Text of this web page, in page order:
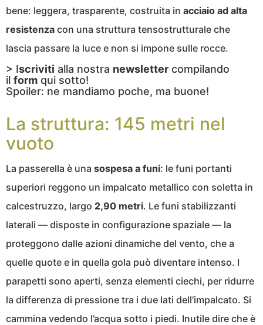
bene: leggera, trasparente, costruita in acciaio ad alta
resistenza con una struttura tensostrutturale che
lascia passare la luce e non si impone sulle rocce.
> Iscriviti alla nostra newsletter compilando
il form qui sotto!
Spoiler: ne mandiamo poche, ma buone!
La struttura: 145 metri nel
vuoto
La passerella è una sospesa a funi: le funi portanti
superiori reggono un impalcato metallico con soletta in
calcestruzzo, largo 2,90 metri. Le funi stabilizzanti
laterali — disposte in configurazione spaziale — la
proteggono dalle azioni dinamiche del vento, che a
quelle quote e in quella gola può diventare intenso. I
parapetti sono aperti, senza elementi ciechi, per ridurre
la differenza di pressione tra i due lati dell’impalcato. Si
cammina vedendo l’acqua sotto i piedi. Inutile dire che è